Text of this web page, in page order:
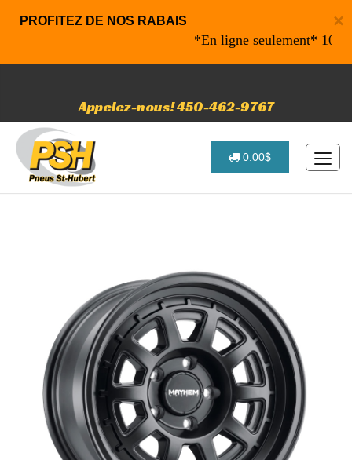
×
PROFITEZ DE NOS RABAIS
*En ligne seulement* 10%
Appelez-nous! 450-462-9767
0.00$